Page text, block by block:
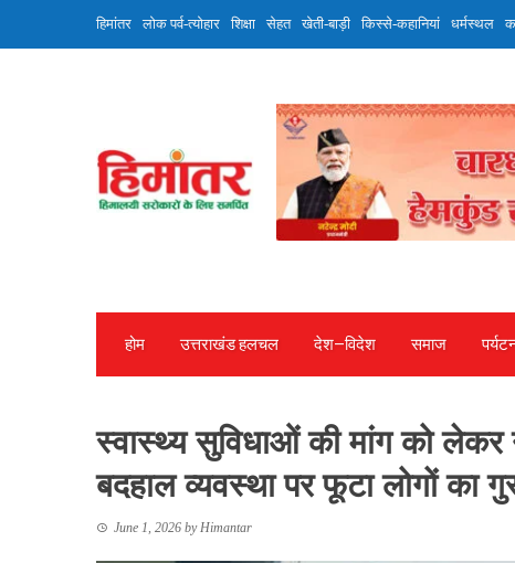
हिमांतर लोक पर्व-त्योहार शिक्षा सेहत खेती-बाड़ी किस्से-कहानियां धर्मस्थल
होम उत्तराखंड हलचल देश—विदेश समाज
स्वास्थ्य सुविधाओं की मांग को
बदहाल व्यवस्था पर फूटा लोगों का
June 1, 2026 byHimantar